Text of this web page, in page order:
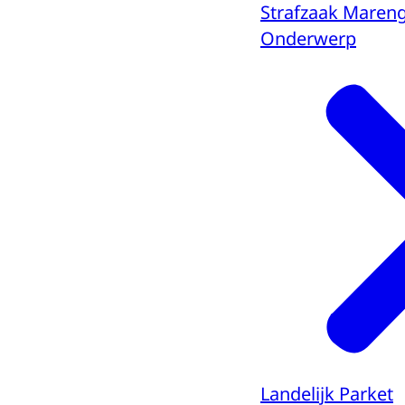
Strafzaak
Onderwerp
Landelijk Parket